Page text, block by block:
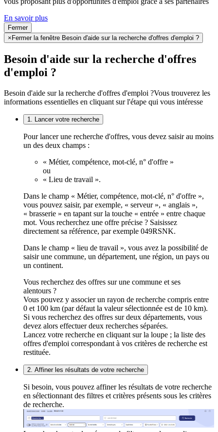
En savoir plus
Fermer
× Fermer la fenêtre Besoin d'aide sur la recherche d'offres d'emploi ?
Besoin d'aide sur la recherche d'offres
d'emploi ?
Besoin d'aide sur la recherche d'offres d'emploi ?Vous trouverez les
informations essentielles en cliquant sur l'étape qui vous intéresse
1. Lancer votre recherche
Pour lancer une recherche d'offres, vous devez saisir au moins
un des deux champs :
« Métier, compétence, mot-clé, n° d'offre »
ou
« Lieu de travail ».
Dans le champ « Métier, compétence, mot-clé, n° d'offre »,
vous pouvez saisir, par exemple, « serveur », « anglais »,
« brasserie » en tapant sur la touche « entrée » entre chaque
mot. Vous recherchez une offre précise ? Saisissez
directement sa référence, par exemple 049RSNK.
Dans le champ « lieu de travail », vous avez la possibilité de
saisir une commune, un département, une région, un pays ou
un continent.
Vous recherchez des offres sur une commune et ses
alentours ?
Vous pouvez y associer un rayon de recherche compris entre
0 et 100 km (par défaut la valeur sélectionnée est de 10 km).
Si vous recherchez des offres sur deux départements, vous
devez alors effectuer deux recherches séparées.
Lancez votre recherche en cliquant sur la loupe ; la liste des
offres d'emploi correspondant à vos critères de recherche est
restituée.
2. Affiner les résultats de votre recherche
Si besoin, vous pouvez affiner les résultats de votre recherche
en sélectionnant des filtres et critères présents sous les critères
de recherche.